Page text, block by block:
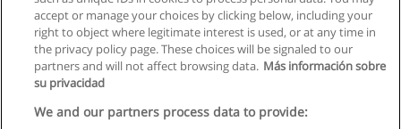
Précédent
de6
accept or manage your choices by clicking below, including your
right to object where legitimate interest is used, or at any time in
the privacy policy page. These choices will be signaled to our
partners and will not affect browsing data. Más información sobre
su privacidad
We and our partners process data to provide: